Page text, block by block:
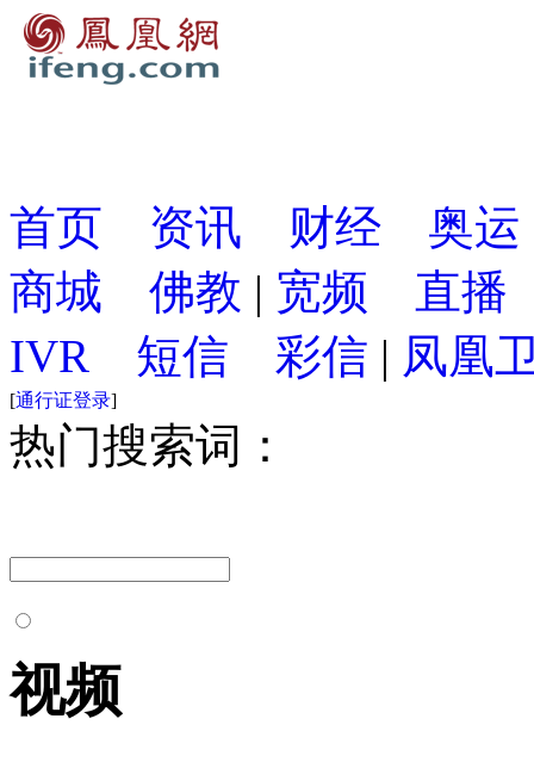
首页 资讯 财经
奥运
商城
佛教 | 宽频
直播
IVR
短信 彩信 | 凤凰
[通行证登录]
热门搜索词：
视频